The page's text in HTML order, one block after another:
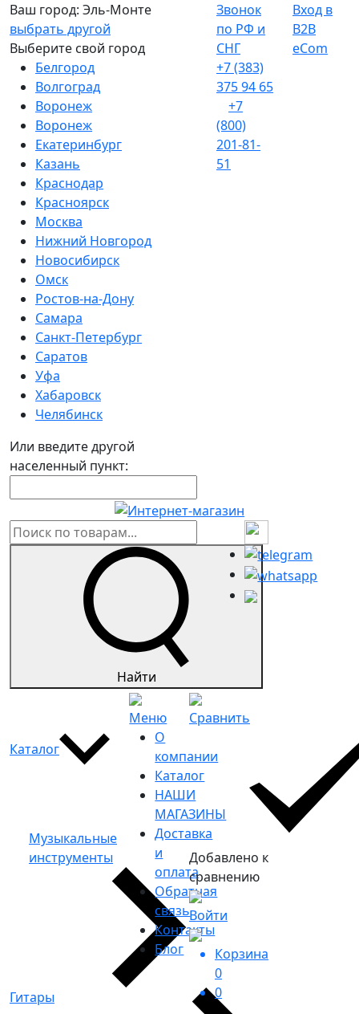
Ваш город: Эль-Монте
выбрать другой
Выберите свой город
Белгород
Волгоград
Воронеж
Воронеж
Екатеринбург
Казань
Краснодар
Красноярск
Москва
Нижний Новгород
Новосибирск
Омск
Ростов-на-Дону
Самара
Санкт-Петербург
Саратов
Уфа
Хабаровск
Челябинск
Или введите другой
населенный пункт:
Звонок
по РФ и
СНГ
+7 (383)
375 94 65
+7
(800)
201-81-
51
Вход в
B2B
eCom
Найти
Каталог
Музыкальные
инструменты
Гитары
Меню
О
компании
Каталог
НАШИ
МАГАЗИНЫ
Доставка
и
оплата
Обратная
связь
Контакты
Блог
Сравнить
Добавлено к
сравнению
Войти
Корзина
0
0